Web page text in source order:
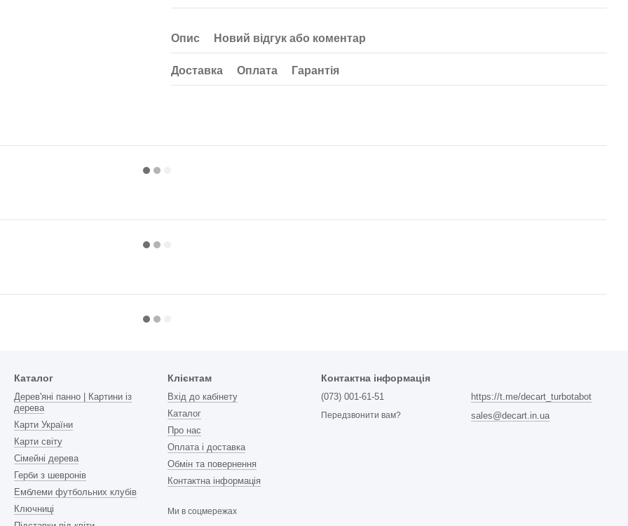
Опис Новий відгук або коментар
Доставка Оплата Гарантія
Каталог
Дерев'яні панно | Картини із
дерева
Карти України
Карти світу
Сімейні дерева
Герби з шевронів
Емблеми футбольних клубів
Ключниці
Клієнтам
Вхід до кабінету
Каталог
Про нас
Оплата і доставка
Обмін та повернення
Контактна інформація
Ми в соцмережах
Контактна інформація
(073) 001-61-51
Передзвонити вам?
https://t.me/decart_turbotabot
sales@decart.in.ua